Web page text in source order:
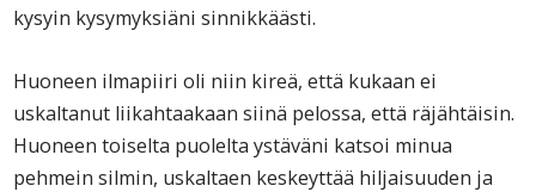
kysyin kysymyksiäni sinnikkäästi.
Huoneen ilmapiiri oli niin kireä, että kukaan ei
uskaltanut liikahtaakaan siinä pelossa, että räjähtäisin.
Huoneen toiselta puolelta ystäväni katsoi minua
pehmein silmin, uskaltaen keskeyttää hiljaisuuden ja